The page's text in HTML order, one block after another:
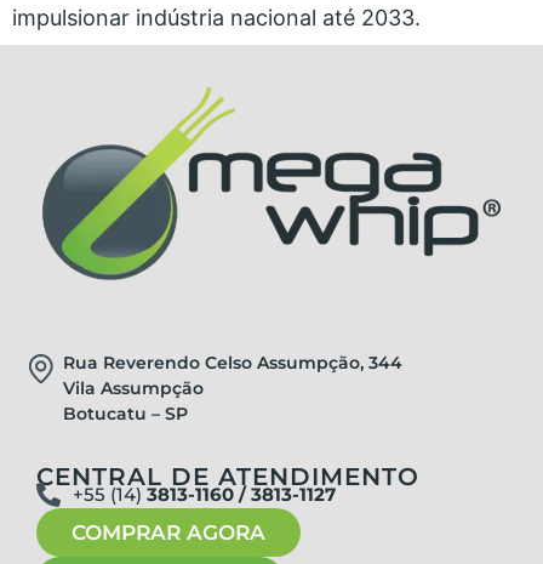
impulsionar indústria nacional até 2033.
Rua Reverendo Celso Assumpção, 344
Vila Assumpção
Botucatu – SP
CENTRAL DE ATENDIMENTO
+55 (14) 3813-1160 / 3813-1127
COMPRAR AGORA